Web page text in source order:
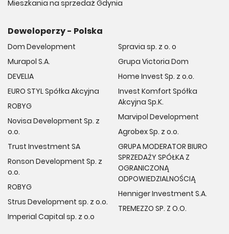
Mieszkania na sprzedaż Gdynia
Deweloperzy - Polska
Dom Development
Murapol S.A.
DEVELIA
EURO STYL Spółka Akcyjna
ROBYG
Novisa Development Sp. z
o.o.
Trust Investment SA
Ronson Development Sp. z
o.o.
ROBYG
Strus Development sp. z o.o.
Imperial Capital sp. z o.o
Spravia sp. z o. o
Grupa Victoria Dom
Home Invest Sp. z o.o.
Invest Komfort Spółka
Akcyjna Sp.K.
Marvipol Development
Agrobex Sp. z o.o.
GRUPA MODERATOR BIURO
SPRZEDAŻY SPÓŁKA Z
OGRANICZONĄ
ODPOWIEDZIALNOŚCIĄ
Henniger Investment S.A.
TREMEZZO SP. Z O.O.